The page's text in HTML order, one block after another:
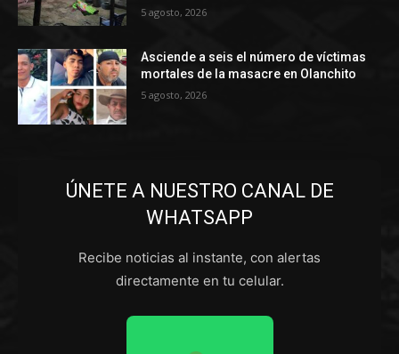
5 agosto, 2026
Asciende a seis el número de víctimas
mortales de la masacre en Olanchito
5 agosto, 2026
ÚNETE A NUESTRO CANAL DE
WHATSAPP
Recibe noticias al instante, con alertas
directamente en tu celular.